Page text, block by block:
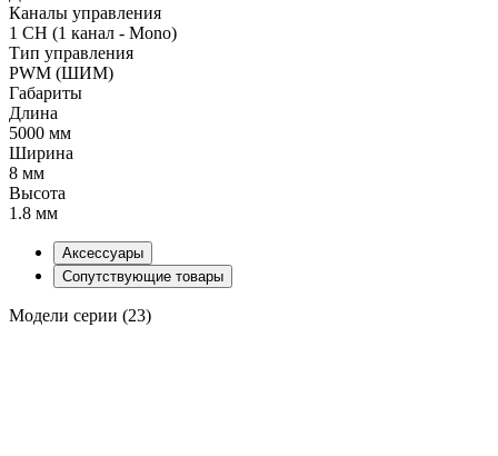
Каналы управления
1 CH (1 канал - Mono)
Тип управления
PWM (ШИМ)
Габариты
Длина
5000 мм
Ширина
8 мм
Высота
1.8 мм
Аксессуары
Сопутствующие товары
Модели серии (23)